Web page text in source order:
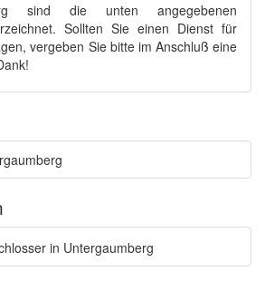
sind die unten angegebenen
Sollten Sie einen Dienst für
vergeben Sie bitte im Anschluß eine